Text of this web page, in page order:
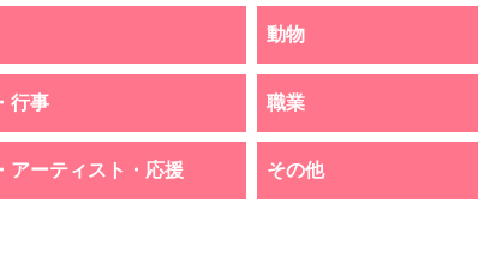
動物
行事 職業
アーティスト・応援 その他